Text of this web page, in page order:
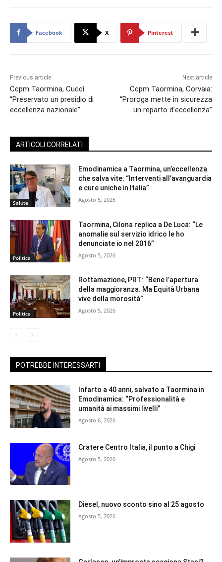
Facebook X Pinterest
Previous article
Ccpm Taormina, Cuccì:
“Preservato un presidio di
eccellenza nazionale”
Next article
Ccpm Taormina, Corvaia:
“Proroga mette in sicurezza
un reparto d’eccellenza”
ARTICOLI CORRELATI
Salute
Emodinamica a Taormina, un’eccellenza
che salva vite: “Interventi all’avanguardia
e cure uniche in Italia”
Agosto 5, 2026
Politica
Taormina, Cilona replica a De Luca: “Le
anomalie sul servizio idrico le ho
denunciate io nel 2016”
Agosto 5, 2026
Politica
Rottamazione, PRT: “Bene l’apertura
della maggioranza. Ma Equità Urbana
vive della morosità”
Agosto 5, 2026
POTREBBE INTERESSARTI
Infarto a 40 anni, salvato a Taormina in
Emodinamica: “Professionalità e
umanità ai massimi livelli”
Agosto 6, 2026
Cratere Centro Italia, il punto a Chigi
Agosto 5, 2026
Diesel, nuovo sconto sino al 25 agosto
Agosto 5, 2026